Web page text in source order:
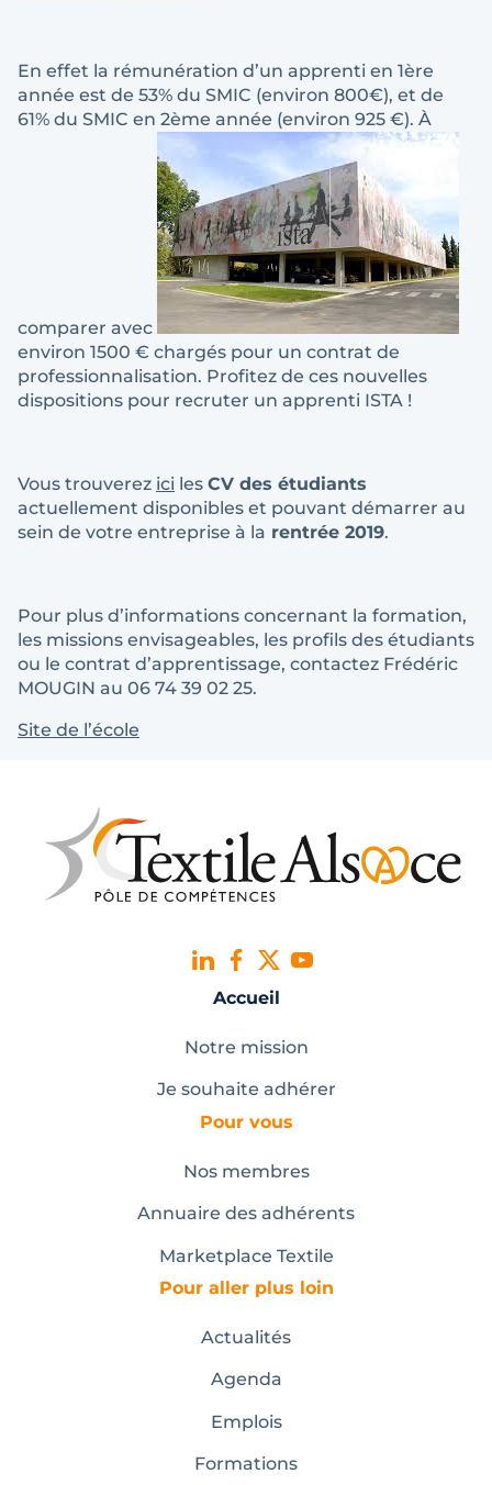
En effet la rémunération d’un apprenti en 1ère
année est de 53% du SMIC (environ 800€), et de
61% du SMIC en 2ème année (environ 925 €). À
comparer avec
environ 1500 € chargés pour un contrat de
professionnalisation. Profitez de ces nouvelles
dispositions pour recruter un apprenti ISTA !
Vous trouverez ici les CV des étudiants
actuellement disponibles et pouvant démarrer au
sein de votre entreprise à la rentrée 2019.
Pour plus d’informations concernant la formation,
les missions envisageables, les profils des étudiants
ou le contrat d’apprentissage, contactez Frédéric
MOUGIN au 06 74 39 02 25.
Site de l’école
Accueil
Notre mission
Je souhaite adhérer
Pour vous
Nos membres
Annuaire des adhérents
Marketplace Textile
Pour aller plus loin
Actualités
Agenda
Emplois
Formations